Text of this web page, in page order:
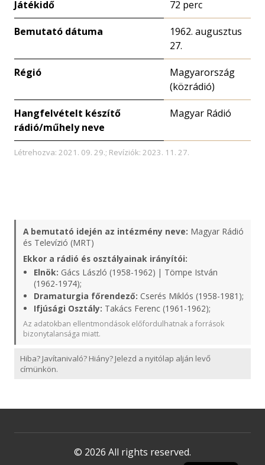
Játékidő 72 perc
Bemutató dátuma
1962. augusztus
27.
Régió
Magyarország
(közrádió)
Hangfelvételt készítő
rádió/műhely neve
Magyar Rádió
Létrehozva: 2021. 09. 29.; Revíziók: 2023. 11. 27.
A bemutató idején az intézmény neve: Magyar Rádió
és Televízió (MRT)
Ekkor a rádió és osztályainak irányítói:
Elnök: Gács László (1958-1962) | Tömpe István
(1962-1974);
Dramaturgia főrendező: Cserés Miklós (1958-1981);
Ifjúsági Osztály: Takács Ferenc (1961-1962);
Az adatokban ellentmondások előfordulhatnak a források
bizonytalansága miatt.
Hiba? Javítanivaló? Hiány? Jelezd a nyitólap alján levő
címünkön.
© 2026 All rights reserved.